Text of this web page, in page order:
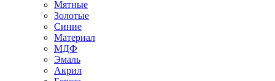
Мятные
Золотые
Синие
Материал
МДФ
Эмаль
Акрил